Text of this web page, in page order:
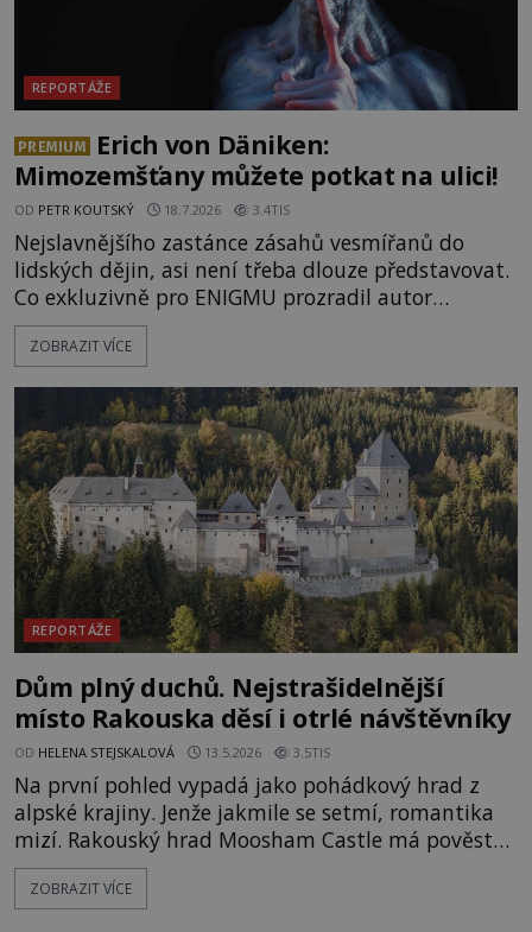
REPORTÁŽE
PREMIUM
Erich von Däniken:
Mimozemšťany můžete potkat na ulici!
OD PETR KOUTSKÝ 18.7.2026 3.4TIS
Nejslavnějšího zastánce zásahů vesmířanů do
lidských dějin, asi není třeba dlouze představovat.
Co exkluzivně pro ENIGMU prozradil autor
Vzpomínek na budoucnost, švýcarský badatel
Erich von Däniken? Orbitální stanice Viking 1
je umělá družice od povrchu Marsu vzdálena asi
1873 kilometrů, nachá
ZOBRAZIT VÍCE
REPORTÁŽE
Dům plný duchů. Nejstrašidelnější
místo Rakouska děsí i otrlé návštěvníky
OD HELENA STEJSKALOVÁ 13.5.2026 3.5TIS
Na první pohled vypadá jako pohádkový hrad z
alpské krajiny. Jenže jakmile se setmí, romantika
mizí. Rakouský hrad Moosham Castle má pověst
nejděsivějšího domu v celé zemi. Lidé tu údajně
slyší kroky v prázdných chodbách, šeptání ze zdí i
ZOBRAZIT VÍCE